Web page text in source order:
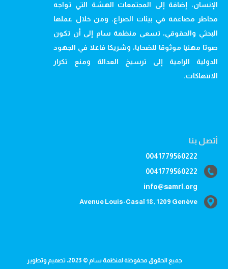
الإنسان، إضافة إلى المجتمعات الهشة التي تواجه
مخاطر مضاعفة في بيئات الصراع. ومن خلال عملها
البحثي والحقوقي، تسعى منظمة سام إلى أن تكون
صوتا مهنيا موثوقا للضحايا، وشريكا فاعلا في الجهود
الدولية الرامية إلى ترسيخ العدالة ومنع تكرار
الانتهاكات.
أتصل بنا
0041779560222
0041779560222
info@samrl.org
Avenue Louis-Casaï 18, 1209 Genève
جميع الحقوق محفوظة لمنظمة سام © 2023، تصميم وتطوير